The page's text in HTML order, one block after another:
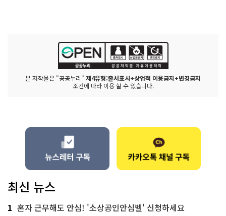
본 저작물은 "공공누리" 제4유형:출처표시+상업적 이용금지+변경금지
조건에 따라 이용 할 수 있습니다.
최신 뉴스
1 혼자 근무해도 안심! '소상공인안심벨' 신청하세요